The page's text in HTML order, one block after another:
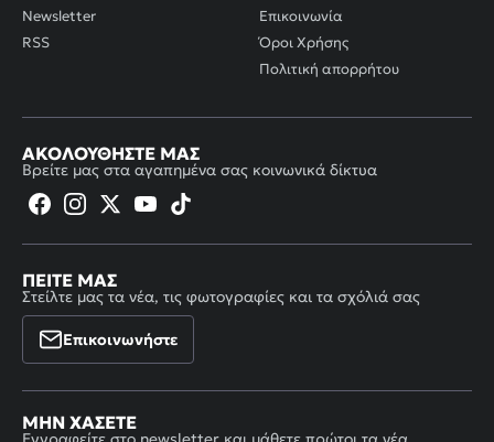
Newsletter
RSS
Επικοινωνία
Όροι Χρήσης
Πολιτική απορρήτου
ΑΚΟΛΟΥΘΉΣΤΕ ΜΑΣ
Βρείτε μας στα αγαπημένα σας κοινωνικά δίκτυα
ΠΕΊΤΕ ΜΑΣ
Στείλτε μας τα νέα, τις φωτογραφίες και τα σχόλιά σας
Επικοινωνήστε
ΜΗΝ ΧΆΣΕΤΕ